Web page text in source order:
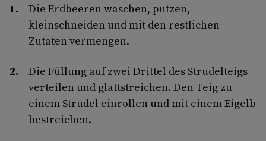
Die Erdbeeren waschen, putzen,
kleinschneiden und mit den restlichen
Zutaten vermengen.
Die Füllung auf zwei Drittel des Strudelteigs
verteilen und glattstreichen. Den Teig zu
einem Strudel einrollen und mit einem Eigelb
bestreichen.